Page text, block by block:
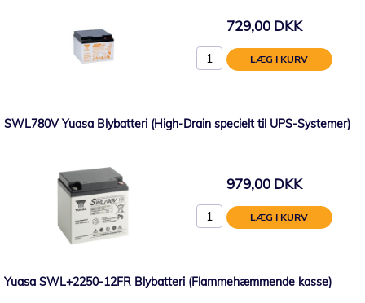
729,00 DKK
LÆG I KURV
SWL780V Yuasa Blybatteri (High-Drain specielt til UPS-Systemer)
979,00 DKK
LÆG I KURV
Yuasa SWL+2250-12FR Blybatteri (Flammehæmmende kasse)